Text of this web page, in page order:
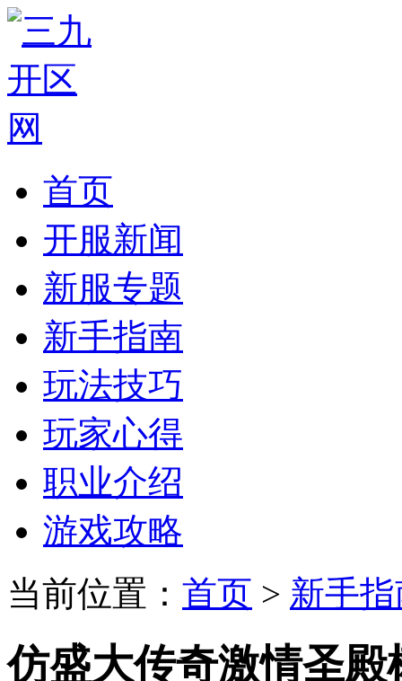
首页
开服新闻
新服专题
新手指南
玩法技巧
玩家心得
职业介绍
游戏攻略
当前位置： 首页 > 新手
仿盛大传奇激情圣殿